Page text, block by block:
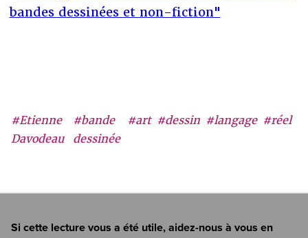
#Etienne
Davodeau
#bande
dessinée
#art #dessin #langage #réel
bandes dessinées et non-fiction"
Si cette lecture vous a été utile, aidez-nous à vous en